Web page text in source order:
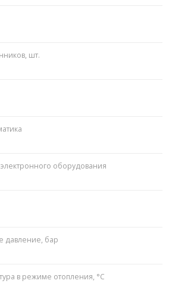
шт.
оборудования
давление, бар
в режиме отопления, °C